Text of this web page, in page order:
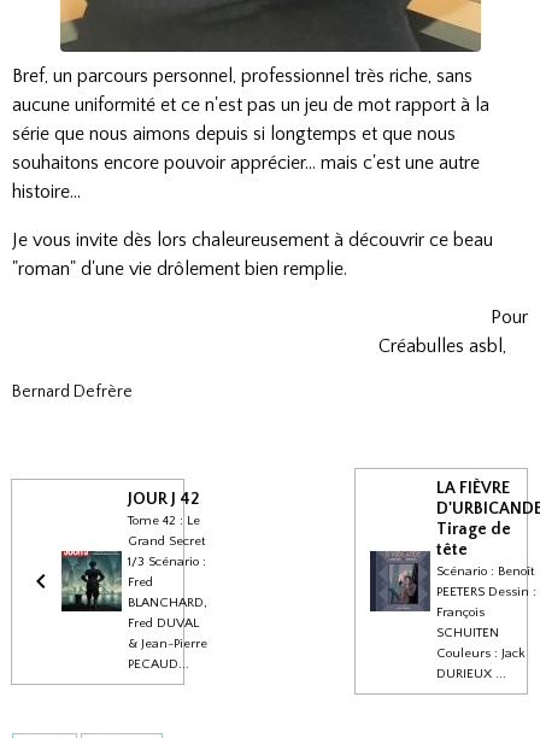
Bref, un parcours personnel, professionnel très riche, sans
aucune uniformité et ce n'est pas un jeu de mot rapport à la
série que nous aimons depuis si longtemps et que nous
souhaitons encore pouvoir apprécier... mais c'est une autre
histoire...
Je vous invite dès lors chaleureusement à découvrir ce beau
"roman" d'une vie drôlement bien remplie.
Pour
Créabulles asbl,
Bernard Defrère
JOUR J 42
Tome 42 : Le
Grand Secret
1/3 Scénario :
Fred
BLANCHARD,
Fred DUVAL
& Jean-Pierre
PECAUD...
LA FIÈVRE
Tirage de
tête
Scénario : Benoît
PEETERS Dessin :
François
SCHUITEN
Couleurs : Jack
DURIEUX ...